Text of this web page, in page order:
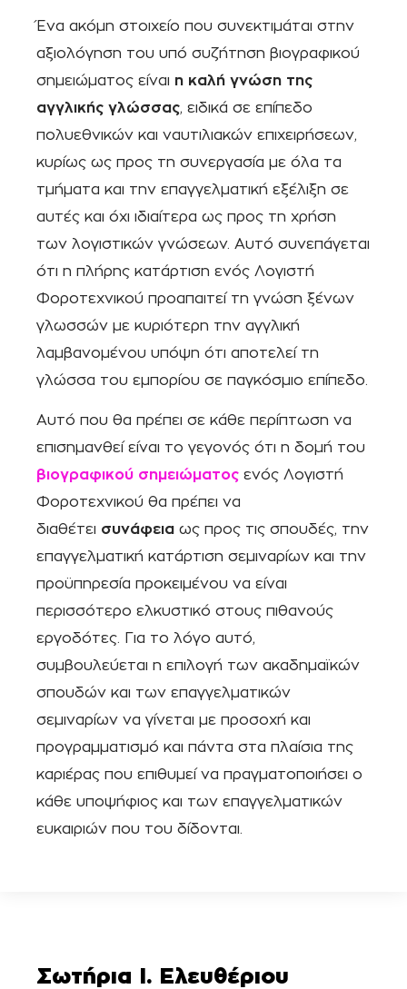
Ένα ακόμη στοιχείο που συνεκτιμάται στην
αξιολόγηση του υπό συζήτηση βιογραφικού
σημειώματος είναι η καλή γνώση της
αγγλικής γλώσσας, ειδικά σε επίπεδο
πολυεθνικών και ναυτιλιακών επιχειρήσεων,
κυρίως ως προς τη συνεργασία με όλα τα
τμήματα και την επαγγελματική εξέλιξη σε
αυτές και όχι ιδιαίτερα ως προς τη χρήση
των λογιστικών γνώσεων. Αυτό συνεπάγεται
ότι η πλήρης κατάρτιση ενός Λογιστή
Φοροτεχνικού προαπαιτεί τη γνώση ξένων
γλωσσών με κυριότερη την αγγλική
λαμβανομένου υπόψη ότι αποτελεί τη
γλώσσα του εμπορίου σε παγκόσμιο επίπεδο.
Αυτό που θα πρέπει σε κάθε περίπτωση να
επισημανθεί είναι το γεγονός ότι η δομή του
βιογραφικού σημειώματος ενός Λογιστή
Φοροτεχνικού θα πρέπει να
διαθέτει συνάφεια ως προς τις σπουδές, την
επαγγελματική κατάρτιση σεμιναρίων και την
προϋπηρεσία προκειμένου να είναι
περισσότερο ελκυστικό στους πιθανούς
εργοδότες. Για το λόγο αυτό,
συμβουλεύεται η επιλογή των ακαδημαϊκών
σπουδών και των επαγγελματικών
σεμιναρίων να γίνεται με προσοχή και
προγραμματισμό και πάντα στα πλαίσια της
καριέρας που επιθυμεί να πραγματοποιήσει ο
κάθε υποψήφιος και των επαγγελματικών
ευκαιριών που του δίδονται.
Σωτήρια Ι. Ελευθέριου